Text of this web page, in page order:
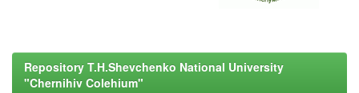
Repository T.H.Shevchenko National University
"Chernihiv Colehium"